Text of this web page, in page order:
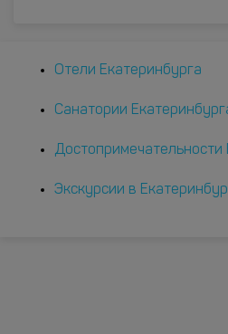
Отели Екатеринбурга
Санатории
Достопримечательности
Экскурсии в